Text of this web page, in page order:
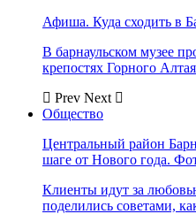
Афиша. Куда сходить в
В барнаульском музее
крепостях Горного Алтая
Prev Next
Общество
Центральный район
шаге от Нового года.
Клиенты идут за
поделились советами,